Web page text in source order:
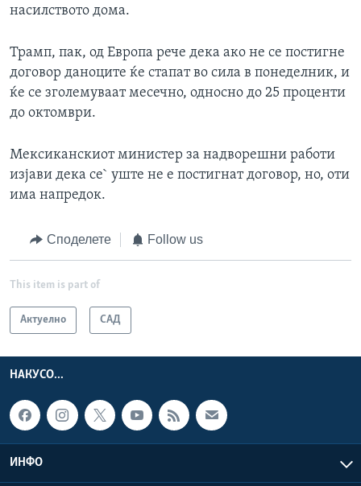
насилството дома.
Трамп, пак, од Европа рече дека ако не се постигне
договор даноците ќе стапат во сила в понеделник, и
ќе се зголемуваат месечно, односно до 25 проценти
до октомври.
Мексиканскиот министер за надворешни работи
изјави дека се` уште не е постигнат договор, но, оти
има напредок.
Споделете Follow us
This item is part of
Актуелно САД
НАКУСО...
ИНФО